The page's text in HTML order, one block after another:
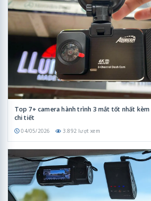
Top 7+ camera hành trình 3 mắt tốt nhất
chi tiết
04/05/2026 3.892 lượt xem